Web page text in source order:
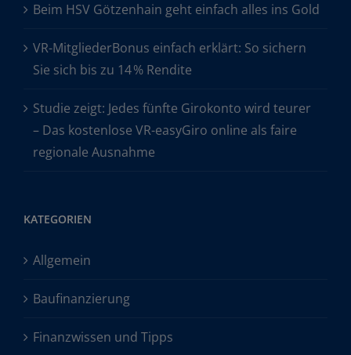
Beim HSV Götzenhain geht einfach alles ins Gold
VR-MitgliederBonus einfach erklärt: So sichern
Sie sich bis zu 14 % Rendite
Studie zeigt: Jedes fünfte Girokonto wird teurer
– Das kostenlose VR-easyGiro online als faire
regionale Ausnahme
KATEGORIEN
Allgemein
Baufinanzierung
Finanzwissen und Tipps